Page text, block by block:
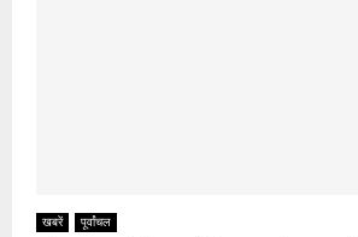
खबरें पूर्वांचल